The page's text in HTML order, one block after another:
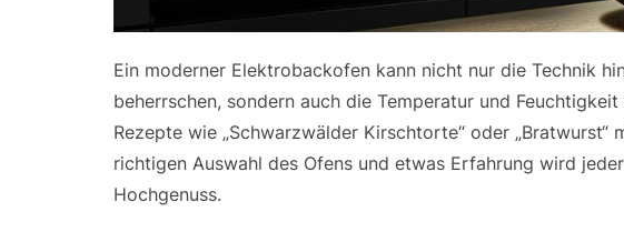
Ein moderner Elektrobackofen kann nicht nur die Technik
beherrschen, sondern auch die Temperatur und
Rezepte wie „Schwarzwälder Kirschtorte“ oder
richtigen Auswahl des Ofens und etwas Erfahrung wird
Hochgenuss.